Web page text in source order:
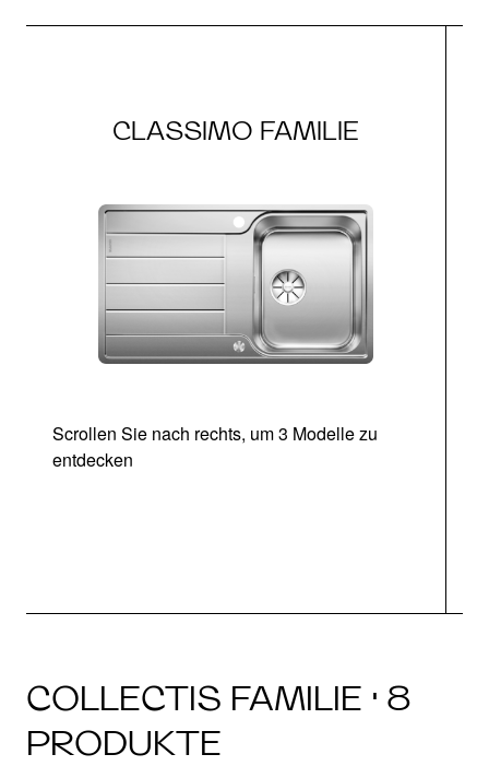
CLASSIMO FAMILIE
Scrollen Sie nach rechts, um 3 Modelle zu
entdecken
COLLECTIS FAMILIE · 8
PRODUKTE